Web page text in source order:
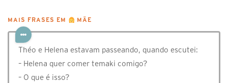
MAIS FRASES EM MÃE
Théo e Helena estavam passeando, quando escutei:
– Helena quer comer temaki comigo?
– O que é isso?